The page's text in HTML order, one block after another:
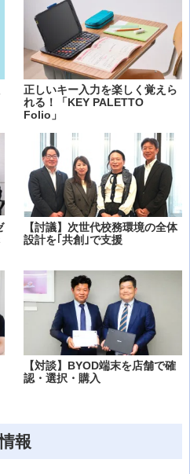
正しいキー入力を楽しく覚えら
れる！「KEY PALETTO
Folio」
【討議】次世代校務環境の全体
設計を｢共創｣で支援
【対談】BYOD端末を店舗で確
認・選択・購入
報